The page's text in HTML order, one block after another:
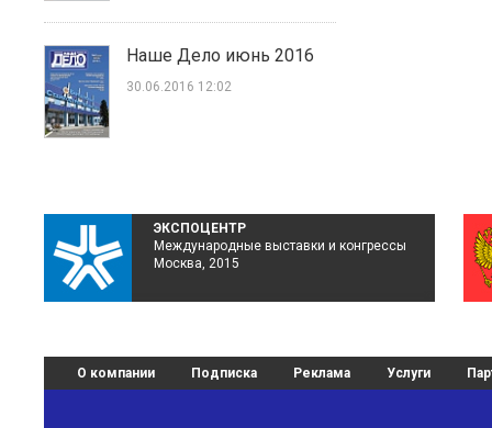
Наше Дело июнь 2016
30.06.2016 12:02
ЭКСПОЦЕНТР
Международные выставки и конгрессы
Москва, 2015
О компании Подписка Реклама Услуги